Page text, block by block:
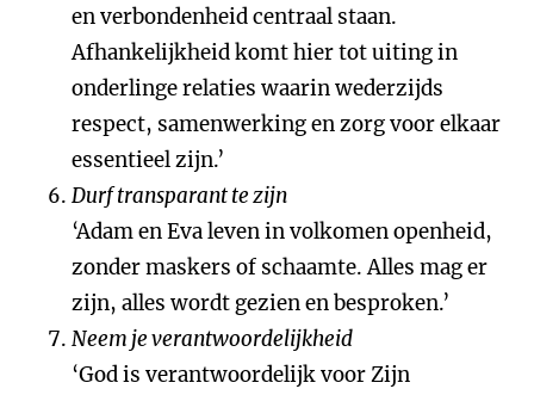
en verbondenheid centraal staan.
Afhankelijkheid komt hier tot uiting in
onderlinge relaties waarin wederzijds
respect, samenwerking en zorg voor elkaar
essentieel zijn.’
Durf transparant te zijn
‘Adam en Eva leven in volkomen openheid,
zonder maskers of schaamte. Alles mag er
zijn, alles wordt gezien en besproken.’
Neem je verantwoordelijkheid
‘God is verantwoordelijk voor Zijn